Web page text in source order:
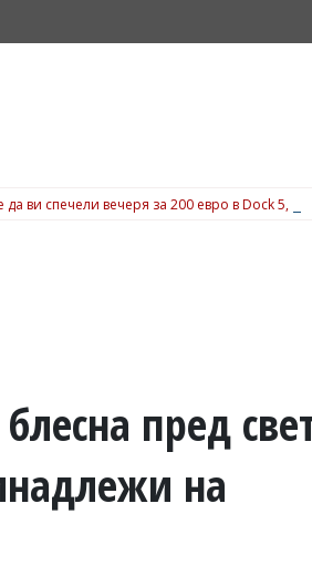
ви спечели вечеря за 200 евро в Dock 5,
пред
на